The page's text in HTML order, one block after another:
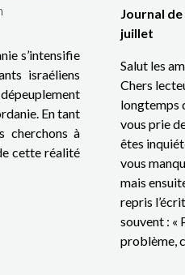
s’intensifie
israéliens
En tant
cherchons à
cette réalité
Journal
juillet
Salut les
Chers
longtemps
vous prie
êtes
vous
mais
repris
souvent : «
problème,